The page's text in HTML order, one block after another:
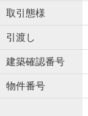
取引態様
引渡し
建築確認番号
物件番号